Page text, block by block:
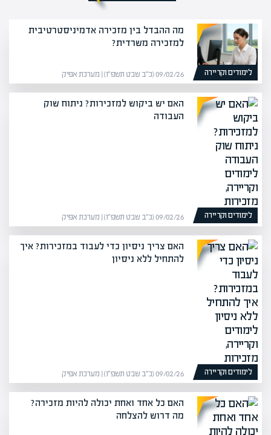
לימודים וקריירה
מה ההבדל בין מזכירה אדמיניסטרטיבית
למזכירה משרדית?
09/02/26 (כ״ב שבט תשפ״ו) | מערכת אפיק
לימודים וקריירה
האם יש ביקוש למזכירות? ניתוח שוק
העבודה
09/02/26 (כ״ב שבט תשפ״ו) | מערכת אפיק
לימודים וקריירה
האם צריך ניסיון כדי לעבוד במזכירות? איך
להתחיל ללא ניסיון
09/02/26 (כ״ב שבט תשפ״ו) | מערכת אפיק
האם כל אחד ואחת יכולה להיות מזכירה?
מה דרוש להצלחה